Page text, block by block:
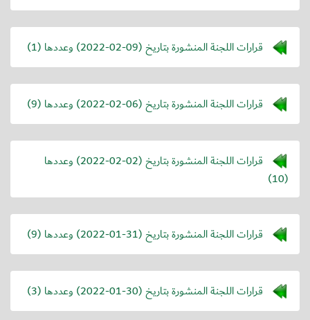
قرارات اللجنة المنشورة بتاريخ (2022-02-09) وعددها (1)
قرارات اللجنة المنشورة بتاريخ (2022-02-06) وعددها (9)
قرارات اللجنة المنشورة بتاريخ (2022-02-02) وعددها
(10)
قرارات اللجنة المنشورة بتاريخ (2022-01-31) وعددها (9)
قرارات اللجنة المنشورة بتاريخ (2022-01-30) وعددها (3)